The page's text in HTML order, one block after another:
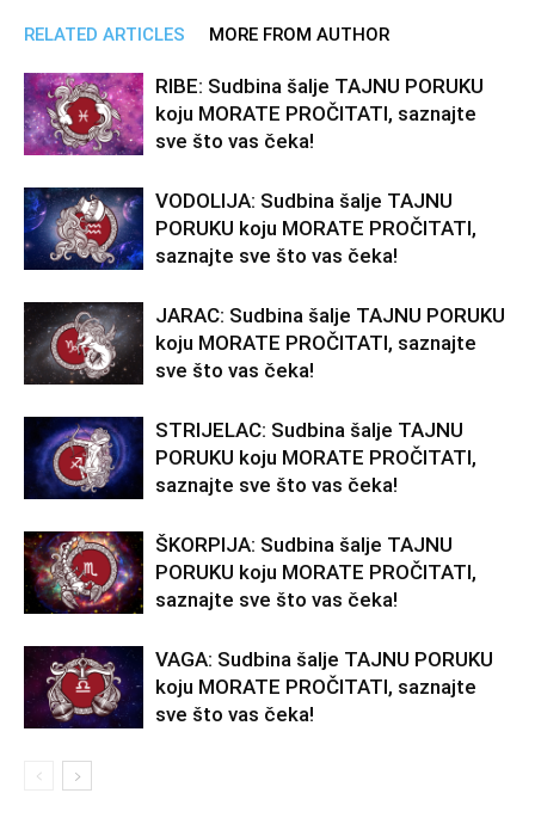
RELATED ARTICLES MORE FROM AUTHOR
RIBE: Sudbina šalje TAJNU PORUKU
koju MORATE PROČITATI, saznajte
sve što vas čeka!
VODOLIJA: Sudbina šalje TAJNU
PORUKU koju MORATE PROČITATI,
saznajte sve što vas čeka!
JARAC: Sudbina šalje TAJNU PORUKU
koju MORATE PROČITATI, saznajte
sve što vas čeka!
STRIJELAC: Sudbina šalje TAJNU
PORUKU koju MORATE PROČITATI,
saznajte sve što vas čeka!
ŠKORPIJA: Sudbina šalje TAJNU
PORUKU koju MORATE PROČITATI,
saznajte sve što vas čeka!
VAGA: Sudbina šalje TAJNU PORUKU
koju MORATE PROČITATI, saznajte
sve što vas čeka!